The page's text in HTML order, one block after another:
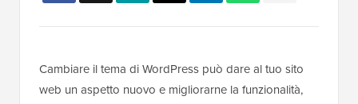
Cambiare il tema di WordPress può dare al tuo sito
web un aspetto nuovo e migliorarne la funzionalità,